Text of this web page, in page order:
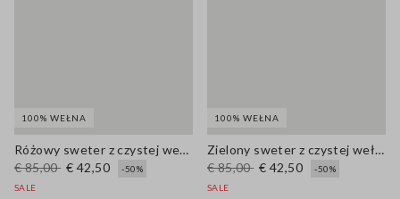
100% WEŁNA
Różowy sweter z czystej wełny oversize
€ 85,00 € 42,50
-50%
SALE
100% WEŁNA
Zielony sweter z czystej wełny w oversize
€ 85,00 € 42,50
-50%
SALE